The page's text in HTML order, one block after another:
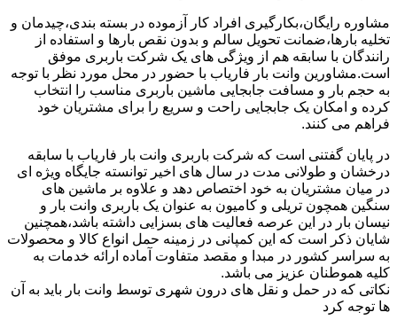
مشاوره رایگان،بکارگیری افراد کار آزموده در بسته بندی،چیدمان و
تخلیه بارها،ضمانت تحویل سالم و بدون نقص بارها و استفاده از
رانندگان با سابقه هم از ویژگی های یک شرکت باربری موفق
است.مشاورین وانت بار فاریاب با حضور در محل مورد نظر با توجه
به حجم بار و مسافت جابجایی ماشین باربری مناسب را انتخاب
کرده و امکان یک جابجایی راحت و سریع را برای مشتریان خود
فراهم می کنند.
در پایان گفتنی است که شرکت باربری وانت بار فاریاب با سابقه
درخشان و طولانی مدت در سال های اخیر توانسته جایگاه ویژه ای
در میان مشتریان به خود اختصاص دهد و علاوه بر ماشین های
سنگین همچون تریلی و کامیون به عنوان یک باربری وانت بار و
نیسان بار در این عرصه فعالیت های بسزایی داشته باشد،همچنین
شایان ذکر است که این کمپانی در زمینه حمل انواع کالا و محصولات
به سراسر کشور در مبدا و مقصد متفاوت آماده ارائه خدمات به
کلیه هموطنان عزیز می باشد.
نکاتی که در حمل و نقل های درون شهری توسط وانت بار باید به آن
ها توجه کرد